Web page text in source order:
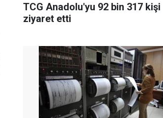
TCG Anadolu'yu 92 bin 317 kişi
ziyaret etti